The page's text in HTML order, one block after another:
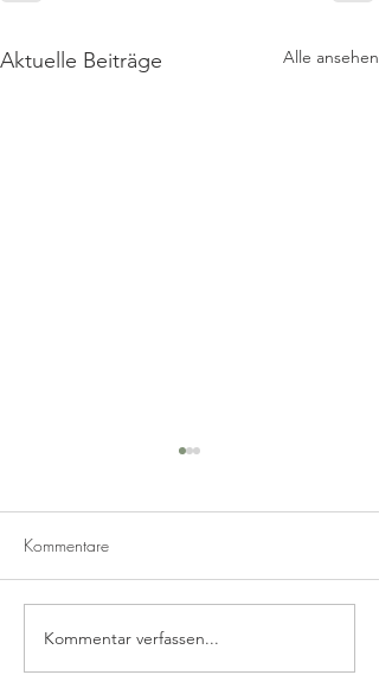
Aktuelle Beiträge Alle ansehen
Frozen Daiquiri
Kommentare
Kommentar verfassen...